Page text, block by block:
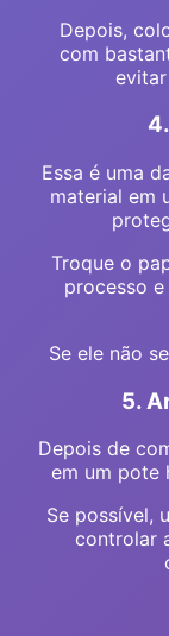
Depois,
com
Essa é uma
material em
Troque o
processo
Se ele não
5.
Depois de
em um pote
Se possível,
controlar